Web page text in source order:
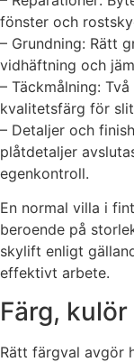
fönster och
– Grundning: Rätt
vidhäftning och
– Täckmålning:
kvalitetsfärg för
– Detaljer och
plåtdetaljer
egenkontroll.
En normal villa i
beroende på
skylift enligt
effektivt arbete.
Färg,
Rätt färgval avgör